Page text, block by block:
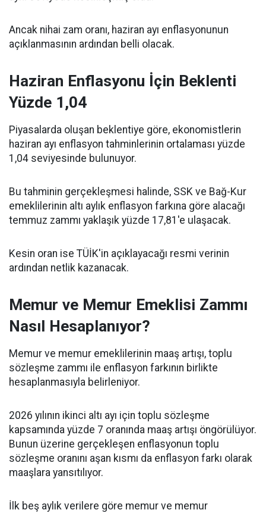
Ancak nihai zam oranı, haziran ayı enflasyonunun
açıklanmasının ardından belli olacak.
Haziran Enflasyonu İçin Beklenti
Yüzde 1,04
Piyasalarda oluşan beklentiye göre, ekonomistlerin
haziran ayı enflasyon tahminlerinin ortalaması yüzde
1,04 seviyesinde bulunuyor.
Bu tahminin gerçekleşmesi halinde, SSK ve Bağ-Kur
emeklilerinin altı aylık enflasyon farkına göre alacağı
temmuz zammı yaklaşık yüzde 17,81'e ulaşacak.
Kesin oran ise TÜİK'in açıklayacağı resmi verinin
ardından netlik kazanacak.
Memur ve Memur Emeklisi Zammı
Nasıl Hesaplanıyor?
Memur ve memur emeklilerinin maaş artışı, toplu
sözleşme zammı ile enflasyon farkının birlikte
hesaplanmasıyla belirleniyor.
2026 yılının ikinci altı ayı için toplu sözleşme
kapsamında yüzde 7 oranında maaş artışı öngörülüyor.
Bunun üzerine gerçekleşen enflasyonun toplu
sözleşme oranını aşan kısmı da enflasyon farkı olarak
maaşlara yansıtılıyor.
İlk beş aylık verilere göre memur ve memur